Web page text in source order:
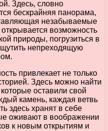
Здесь, словно
бескрайняя панорама,
незабываемые
возможность
природы, погрузиться в
непреходящую
привлекает не только
Здесь можно найти
оставили свой
камень, каждая ветвь
здесь хранят в себе
оживают в воображении
к новым открытиям и